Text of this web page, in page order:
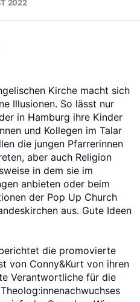
2022
Kirche macht sich
Illusionen. So lässt nur
in Hamburg ihre Kinder
und Kollegen im Talar
die jungen Pfarrerinnen
aber auch Religion
in dem sie im
anbieten oder beim
der Pop Up Church
aus. Gute Ideen
die promovierte
von Conny&Kurt von ihren
Verantwortliche für die